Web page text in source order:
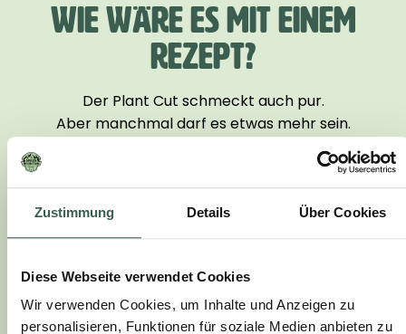
Zustimmung Details Über Cookies
Diese Webseite verwendet Cookies
Wir verwenden Cookies, um Inhalte und Anzeigen zu
personalisieren, Funktionen für soziale Medien anbieten zu
WIE WÄRE ES MIT EINEM
REZEPT?
Der Plant Cut schmeckt auch pur.
Aber manchmal darf es etwas mehr sein.
Hier findest du Inspiration für deine Küche: